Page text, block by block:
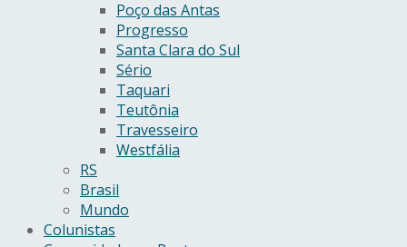
Poço das Antas
Progresso
Santa Clara do Sul
Sério
Taquari
Teutônia
Travesseiro
Westfália
RS
Brasil
Mundo
Colunistas